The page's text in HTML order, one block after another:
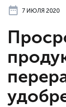
7 ИЮЛЯ 2020